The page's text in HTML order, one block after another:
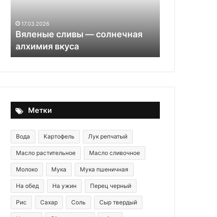
14.11.2025
Хрустящий хворост
классический
Метки
Вода Картофель Лук репчатый
Масло растительное Масло сливочное
Молоко Мука Мука пшеничная
На обед На ужин Перец черный
Рис Сахар Соль Сыр твердый